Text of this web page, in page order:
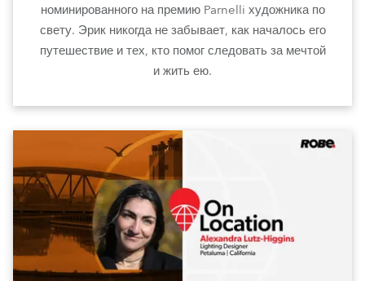
номинированного на премию Parnelli художника по
свету. Эрик никогда не забывает, как началось его
путешествие и тех, кто помог следовать за мечтой
и жить ею.